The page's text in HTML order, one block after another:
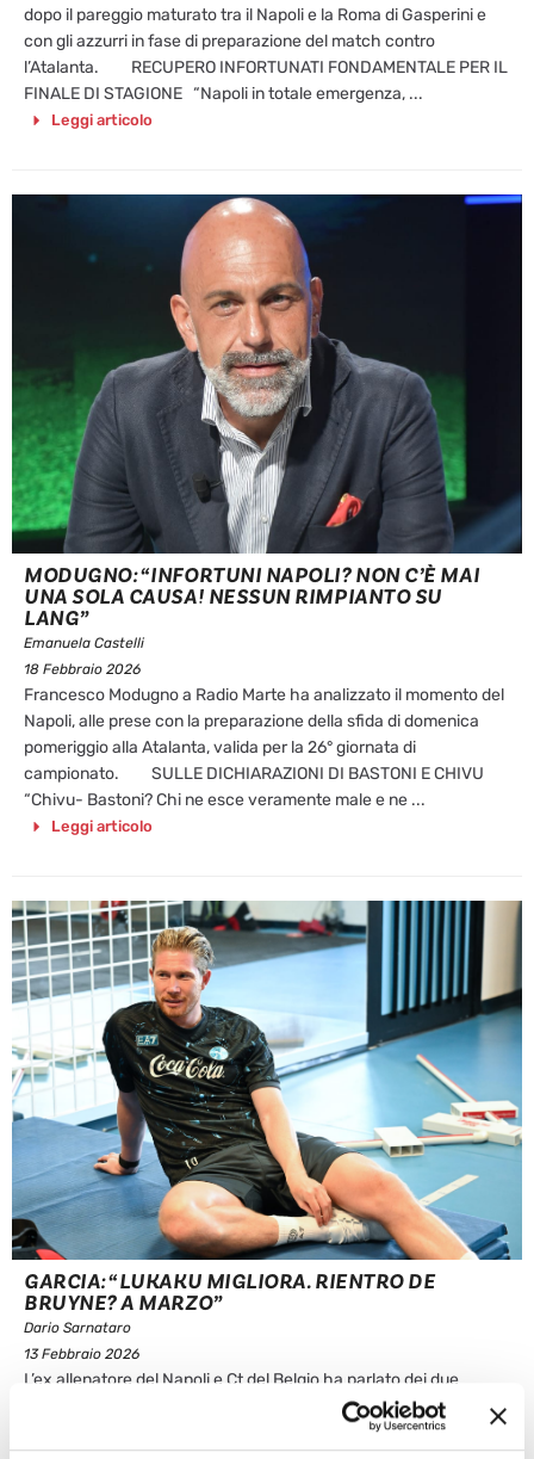
dopo il pareggio maturato tra il Napoli e la Roma di Gasperini e
con gli azzurri in fase di preparazione del match contro
l’Atalanta. RECUPERO INFORTUNATI FONDAMENTALE PER IL
FINALE DI STAGIONE “Napoli in totale emergenza, ...
Leggi articolo
MODUGNO: “INFORTUNI NAPOLI? NON C’È MAI
UNA SOLA CAUSA! NESSUN RIMPIANTO SU
LANG”
Emanuela Castelli
18 Febbraio 2026
Francesco Modugno a Radio Marte ha analizzato il momento del
Napoli, alle prese con la preparazione della sfida di domenica
pomeriggio alla Atalanta, valida per la 26° giornata di
campionato. SULLE DICHIARAZIONI DI BASTONI E CHIVU
“Chivu- Bastoni? Chi ne esce veramente male e ne ...
Leggi articolo
GARCIA: “LUKAKU MIGLIORA. RIENTRO DE
BRUYNE? A MARZO”
Dario Sarnataro
13 Febbraio 2026
L’ex allenatore del Napoli e Ct del Belgio ha parlato dei due
infortunati azzurri, sul rientro di De Bruyne e sulla forma di
Lukaku “LUKAKU TORNERA’ PRESTO AI SUOI LIVELLI” A pochi